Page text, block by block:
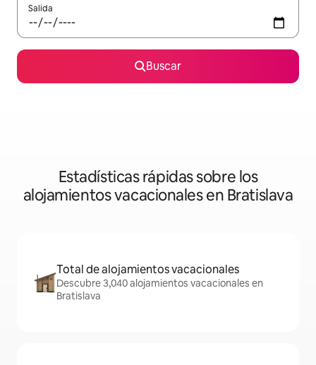
Salida
Buscar
Estadísticas rápidas sobre los
alojamientos vacacionales en Bratislava
Total de alojamientos vacacionales
Descubre 3,040 alojamientos vacacionales en
Bratislava